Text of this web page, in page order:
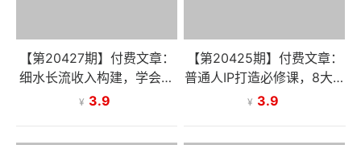
【第20427期】付费文章：
细水长流收入构建，学会提
前布局烧冷灶，紧抓汽车出
¥ 3.9
【第20425期】付费文章：
普通人IP打造必修课，8大底
层逻辑，建立专属标签积累
¥ 3.9